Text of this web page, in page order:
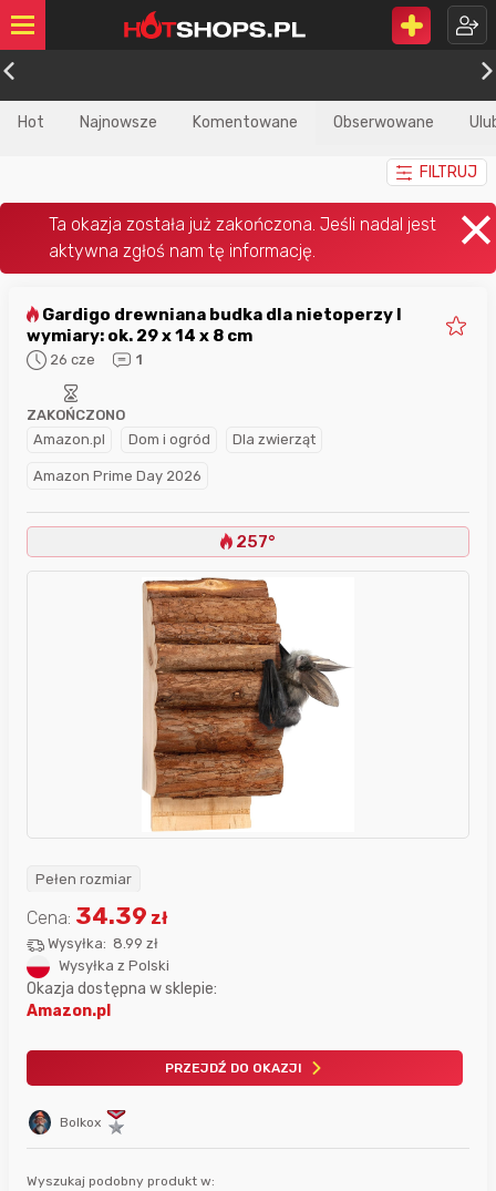
Hot Najnowsze Komentowane Obserwowane
FILTRUJ
wymiary: ok. 29 x 14 x 8 cm
26 cze 1
Amazon.pl Dom i ogród Dla zwierząt
Amazon Prime Day 2026
ZAKOŃCZONO
257°
Pełen rozmiar
Bolkox
Cena: 34.39 zł
Wysyłka: 8.99 zł
Wysyłka z Polski
Okazja dostępna w sklepie:
Amazon.pl
PRZEJDŹ DO OKAZJI
Wyszukaj podobny produkt w: